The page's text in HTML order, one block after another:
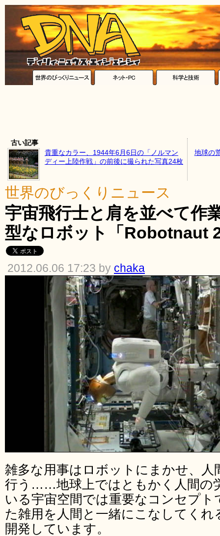
古い記事
貴重なカラー、1944年6月6日の「ノルマン
ディー上陸作戦」の前後に撮られた写真24枚
地球の
世界のびっくりニュース
宇宙飛行士と肩を並べて作
型なロボット「Robotnaut
2012.06.06 17:23 by chaka
雑多な用事はロボットにまかせ、人
行う……地球上ではともかく人間の
いる宇宙空間では重要なコンセプ
た雑用を人間と一緒にこなしてくれ
開発しています。